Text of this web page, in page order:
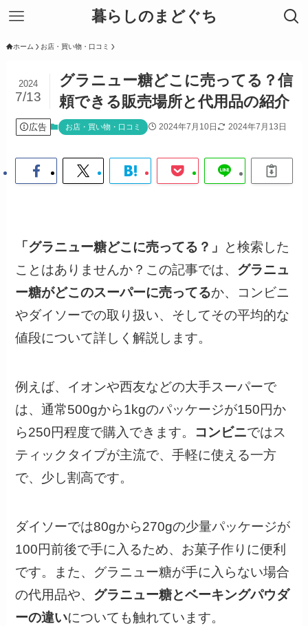
暮らしのまどぐち
ホーム お店・買い物・口コミ
グラニュー糖どこに売ってる？信
頼できる販売場所と代用品の紹介
2024
7/13
広告 お店・買い物・口コミ 2024年7月10日 2024年7月13日
「グラニュー糖どこに売ってる？」
と検索した
ことはありませんか？この記事では、 グラニュ
ー糖がどこのスーパーに売ってるか、コンビニ
やダイソーでの取り扱い、そしてその平均的な
値段について詳しく解説します。
例えば、イオンや西友などの大手スーパーで
は、通常500gから1kgのパッケージが150円か
ら250円程度で購入できます。 コンビニではス
ティックタイプが主流で、手軽に使える一方
で、少し割高です。
ダイソーでは80gから270gの少量パッケージが
100円前後で手に入るため、お菓子作りに便利
です。また、グラニュー糖が手に入らない場合
の代用品や、 グラニュー糖とベーキングパウダ
ーの違いについても触れています。